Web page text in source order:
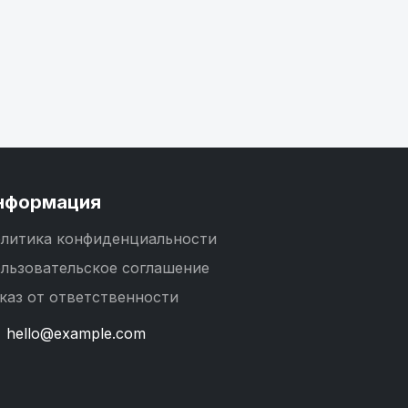
конфиденциальности
соглашение
от ответственности
hello@example.com